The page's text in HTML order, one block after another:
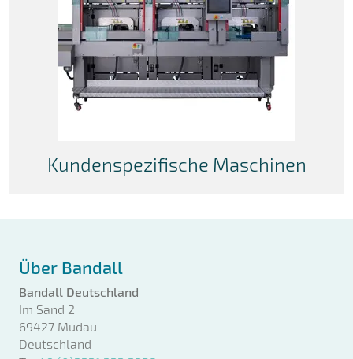
Kundenspezifische Maschinen
Über Bandall
Bandall Deutschland
Im Sand 2
69427 Mudau
Deutschland